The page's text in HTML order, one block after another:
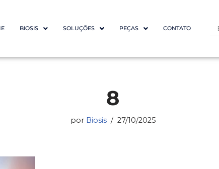
BIOSIS SOLUÇÕES PEÇAS CONTATO
8
por Biosis 27/10/2025